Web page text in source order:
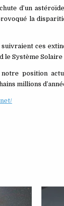
d’un
la
suivraient ces
le Système
position
millions